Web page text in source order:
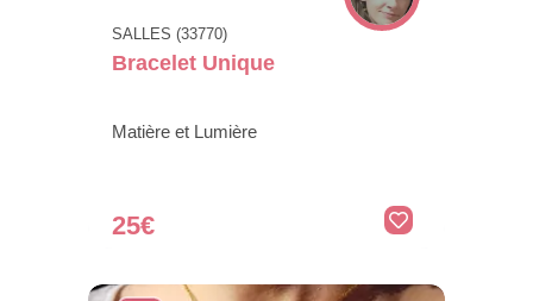
SALLES (33770)
Bracelet Unique
Matière et Lumière
25€